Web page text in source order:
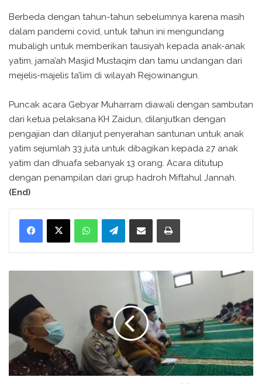
Berbeda dengan tahun-tahun sebelumnya karena masih
dalam pandemi covid, untuk tahun ini mengundang
mubaligh untuk memberikan tausiyah kepada anak-anak
yatim, jama’ah Masjid Mustaqim dan tamu undangan dari
mejelis-majelis ta’lim di wilayah Rejowinangun.
Puncak acara Gebyar Muharram diawali dengan sambutan
dari ketua pelaksana KH Zaidun, dilanjutkan dengan
pengajian dan dilanjut penyerahan santunan untuk anak
yatim sejumlah 33 juta untuk dibagikan kepada 27 anak
yatim dan dhuafa sebanyak 13 orang. Acara ditutup
dengan penampilan dari grup hadroh Miftahul Jannah.
(End)
WhatsApp Telegram
U
A